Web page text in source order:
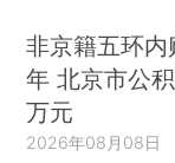
非京籍五环
年 北京市公
万元
2026年08月08日